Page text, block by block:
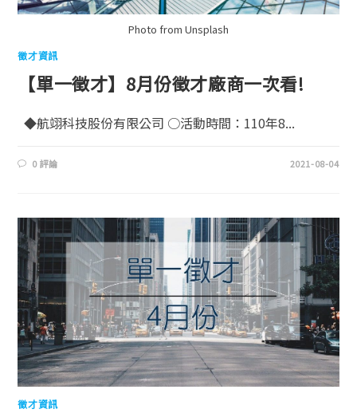
Photo from Unsplash
徵才資訊
【單一徵才】8月份徵才廠商一次看!
◆航翊科技股份有限公司 ○活動時間：110年8...
0 評論 2021-08-04
徵才資訊